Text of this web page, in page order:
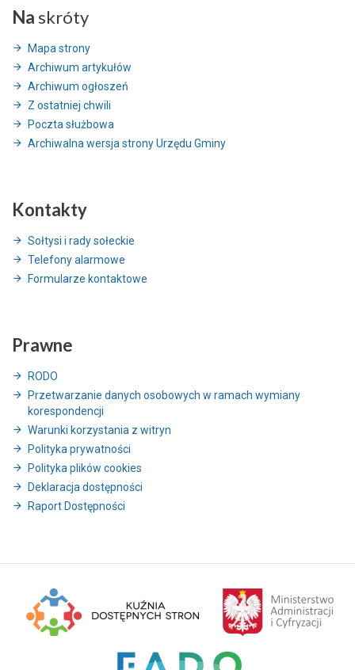
Na skróty
Mapa strony
Archiwum artykułów
Archiwum ogłoszeń
Z ostatniej chwili
Poczta służbowa
Archiwalna wersja strony Urzędu Gminy
Kontakty
Sołtysi i rady sołeckie
Telefony alarmowe
Formularze kontaktowe
Prawne
RODO
Przetwarzanie danych osobowych w ramach wymiany
korespondencji
Warunki korzystania z witryn
Polityka prywatności
Polityka plików cookies
Deklaracja dostępności
Raport Dostępności